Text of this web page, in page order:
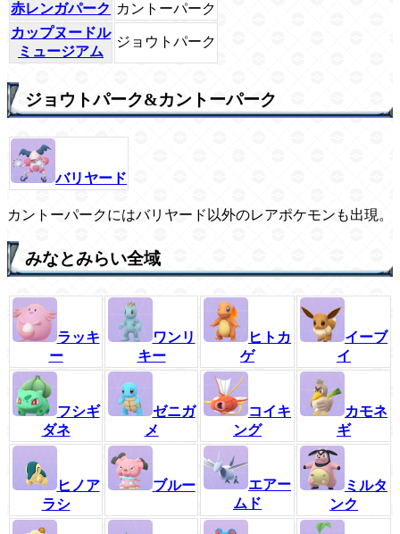
赤レンガパーク カントーパーク
カップヌードル
ミュージアム
ジョウトパーク
ジョウトパーク&カントーパーク
バリヤード
カントーパークにはバリヤード以外のレアポケモンも出現。
みなとみらい全域
ラッキ
ー
ワンリ
キー
ヒトカ
ゲ
イーブ
イ
フシギ
ダネ
ゼニガ
メ
コイキ
ング
カモネ
ギ
ヒノア
ラシ
ブルー
エアー
ムド
ミルタ
ンク